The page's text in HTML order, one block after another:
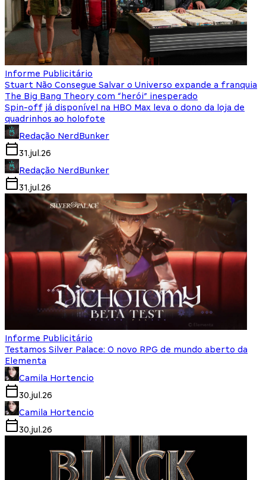
Informe Publicitário
Stuart Não Consegue Salvar o Universo expande a franquia
The Big Bang Theory com “herói” inesperado
Spin-off já disponível na HBO Max leva o dono da loja de
quadrinhos ao holofote
Redação NerdBunker
31.jul.26
Redação NerdBunker
31.jul.26
Informe Publicitário
Testamos Silver Palace: O novo RPG de mundo aberto da
Elementa
Camila Hortencio
30.jul.26
Camila Hortencio
30.jul.26